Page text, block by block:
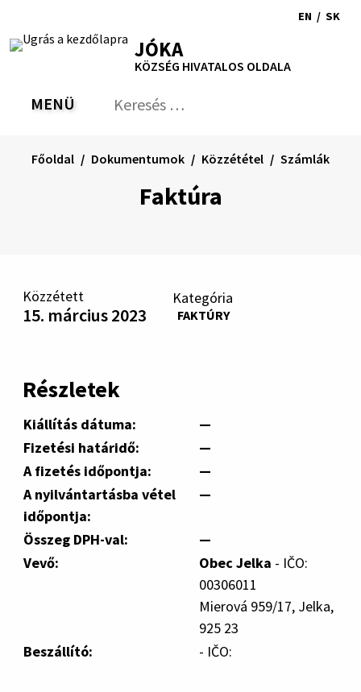
tartalomra
RSS Oldaltérkép
Nyomtatás
EN / SK
JÓKA
KÖZSÉG HIVATALOS OLDALA
VÁLTÁS
MENÜ Keresés:
Faktúra
Főoldal Dokumentumok Közzététel Számlák
Közzétett
15. március 2023
Kategória
FAKTÚRY
Részletek
Kiállítás dátuma:
—
Fizetési határidő:
—
A fizetés időpontja:
—
A nyilvántartásba vétel
időpontja:
—
Összeg DPH-val:
—
Vevő:
Obec Jelka - IČO:
00306011
Mierová 959/17, Jelka,
925 23
Beszállító:
- IČO: